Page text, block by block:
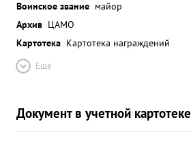
Воинское звание майор
Архив ЦАМО
Картотека Картотека награждений
Ещё
Документ в учетной картотеке